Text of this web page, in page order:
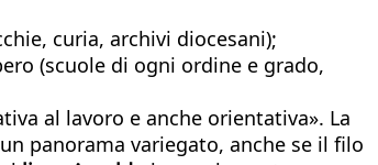
curia, archivi diocesani);
(scuole di ogni ordine e grado,
al lavoro e anche orientativa». La
panorama variegato, anche se il filo